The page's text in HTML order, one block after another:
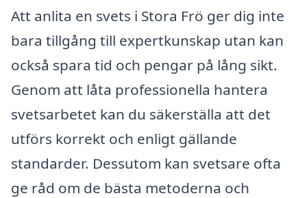
Att anlita en svets i Stora Frö ger dig inte
bara tillgång till expertkunskap utan kan
också spara tid och pengar på lång sikt.
Genom att låta professionella hantera
svetsarbetet kan du säkerställa att det
utförs korrekt och enligt gällande
standarder. Dessutom kan svetsare ofta
ge råd om de bästa metoderna och